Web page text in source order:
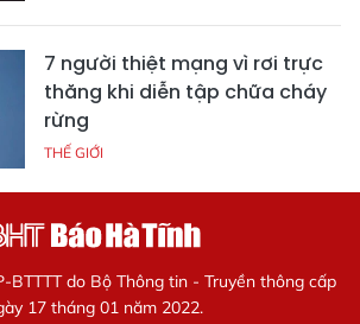
7 người thiệt mạng vì rơi trực
thăng khi diễn tập chữa cháy
rừng
THẾ GIỚI
BTTTT do Bộ Thông tin - Truyền thông cấp
17 tháng 01 năm 2022.